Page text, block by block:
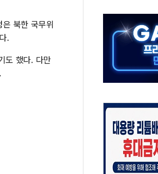
최대 규모 400MW 태양광 착공…여의도 1.6배 규모
북한 국무위
.
도 했다. 다만